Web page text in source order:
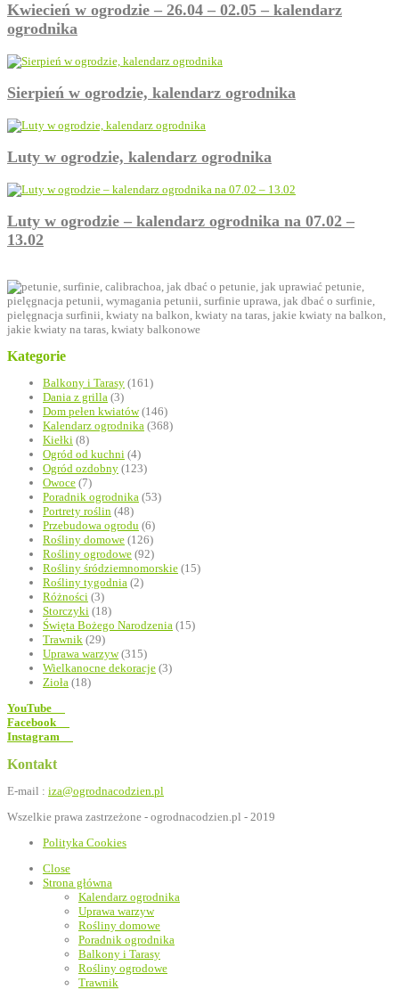
Kwiecień w ogrodzie – 26.04 – 02.05 – kalendarz
ogrodnika
Sierpień w ogrodzie, kalendarz ogrodnika
Luty w ogrodzie, kalendarz ogrodnika
Luty w ogrodzie – kalendarz ogrodnika na 07.02 –
13.02
Kategorie
Balkony i Tarasy (161)
Dania z grilla (3)
Dom pełen kwiatów(146)
Kalendarz ogrodnika (368)
Kiełki (8)
Ogród od kuchni (4)
Ogród ozdobny (123)
Owoce (7)
Poradnik ogrodnika (53)
Portrety roślin (48)
Przebudowa ogrodu (6)
Rośliny domowe (126)
Rośliny ogrodowe (92)
Rośliny śródziemnomorskie (15)
Rośliny tygodnia (2)
Różności (3)
Storczyki (18)
Święta Bożego Narodzenia (15)
Trawnik (29)
Uprawa warzyw(315)
Wielkanocne dekoracje (3)
Zioła (18)
YouTube
Facebook
Instagram
Kontakt
E-mail : iza@ogrodnacodzien.pl
Wszelkie prawa zastrzeżone - ogrodnacodzien.pl - 2019
Polityka Cookies
Close
Strona główna
Kalendarz ogrodnika
Uprawa warzyw
Rośliny domowe
Poradnik ogrodnika
Balkony i Tarasy
Rośliny ogrodowe
Trawnik